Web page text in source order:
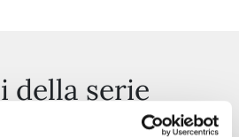
della serie